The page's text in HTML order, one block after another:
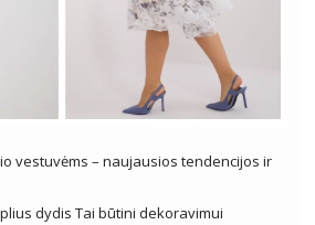
vestuvėms – naujausios tendencijos ir
dydis Tai būtini dekoravimui